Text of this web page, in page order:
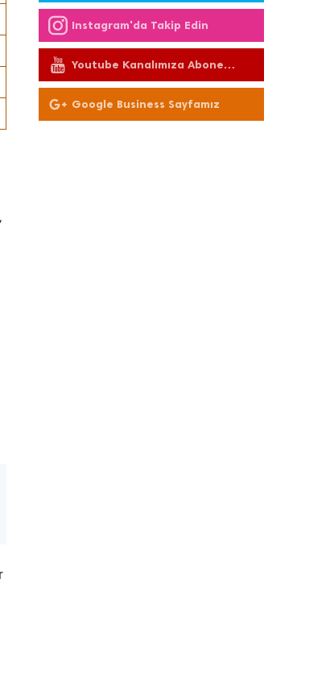
Instagram'da Takip Edin
Youtube Kanalımıza Abone
Olun
Google Business Sayfamız